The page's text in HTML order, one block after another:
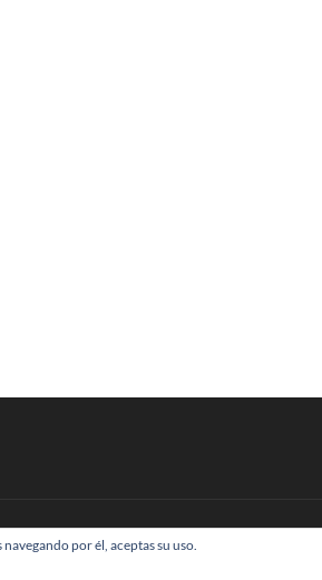
Freesia|WordPress| © Todos los derechos reservados
por él, aceptas su uso.